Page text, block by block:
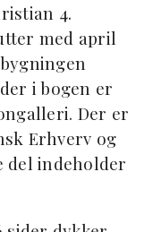
4.
med april
i bogen er
Der er
Erhverv og
del indeholder